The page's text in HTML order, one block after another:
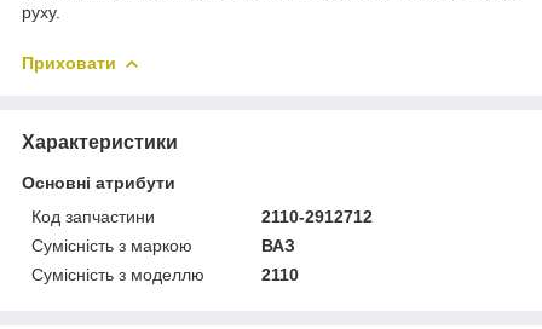
руху.
Приховати
Характеристики
Основні атрибути
Код запчастини
2110-2912712
Сумісність з маркою
ВАЗ
Сумісність з моделлю
2110